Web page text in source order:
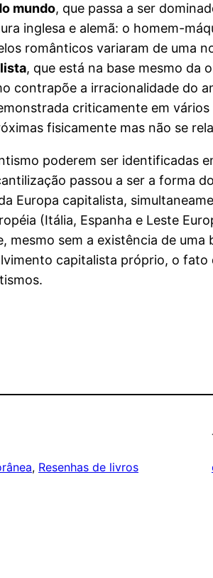
mundo, que passa a ser
inglesa e alemã: o homem-
românticos variaram de uma
, que está na base mesmo da
contrapõe a irracionalidade do
criticamente em
fisicamente mas não se
poderem ser identificadas
passou a ser a forma
Europa capitalista,
(Itália, Espanha e Leste
mesmo sem a existência de
capitalista próprio, o
, Resenhas de livros